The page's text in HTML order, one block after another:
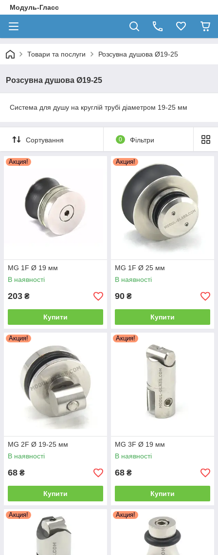
Модуль-Гласс
Товари та послуги Розсувна душова Ø19-25
Розсувна душова Ø19-25
Система для душу на круглій трубі діаметром 19-25 мм
Сортування 0 Фільтри
Акция!
MG 1F Ø 19 мм
В наявності
203 ₴
Купити
Акция!
MG 1F Ø 25 мм
В наявності
90 ₴
Купити
Акция!
MG 2F Ø 19-25 мм
В наявності
68 ₴
Купити
Акция!
MG 3F Ø 19 мм
В наявності
68 ₴
Купити
Акция! Акция!